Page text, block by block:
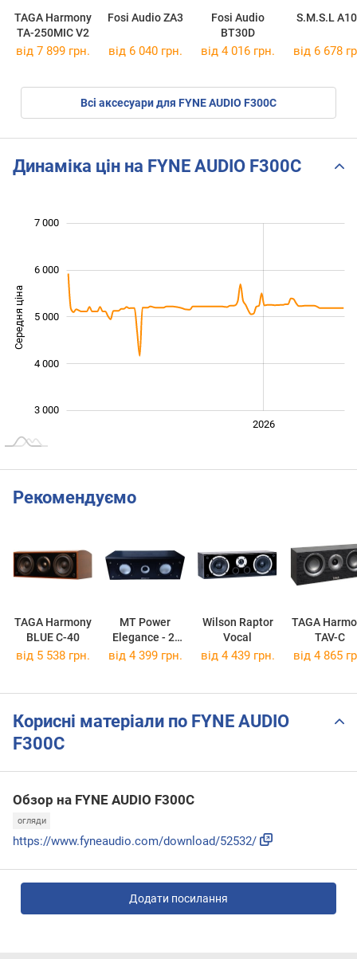
TAGA Harmony
TA-250MIC V2
Fosi Audio ZA3
Fosi Audio
BT30D
S.M.S.L
від 7 899 грн. від 6 040 грн. від 4 016 грн. від 6 678
Всі аксесуари для FYNE AUDIO F300C
Динаміка цін на FYNE AUDIO F300C
Середня ціна 3 000
3 000
4 000
5 000
6 000
7 000
2026
Рекомендуємо
TAGA Harmony
BLUE C-40
MT Power
Elegance - 2.
Center
Wilson Raptor
Vocal
TAGA
TAV-C
від 5 538 грн. від 4 399 грн. від 4 439 грн. від 4 865
Корисні матеріали по FYNE AUDIO
F300C
Обзор на FYNE AUDIO F300C
огляди
https://www.fyneaudio.com/download/52532/
Додати посилання